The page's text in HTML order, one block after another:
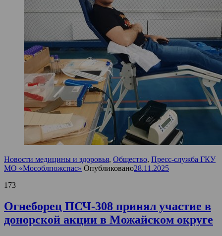
Новости медицины и здоровья, Общество, Пресс-служба ГКУ
МО «Мособлпожспас» Опубликовано28.11.2025
173
Огнеборец ПСЧ-308 принял участие в
донорской акции в Можайском округе